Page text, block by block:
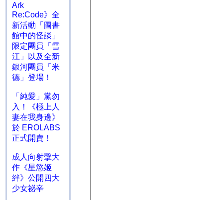
Ark
Re:Code》全
新活動「圖書
館中的怪談」
限定團員「雪
江」以及全新
銀河團員「米
德」登場！
「純愛」黨勿
入！《極上人
妻在我身邊》
於 EROLABS
正式開賣！
成人向射擊大
作《星慾姬
絆》公開四大
少女祕辛